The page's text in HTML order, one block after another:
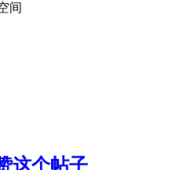
间
这个帖子